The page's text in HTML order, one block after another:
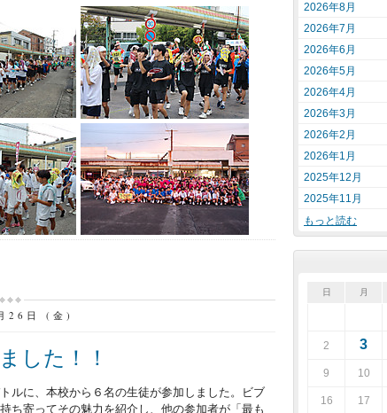
26日 (金)
した！！
ルに、本校から６名の生徒が参加しました。ビブ
ち寄ってその魅力を紹介し、他の参加者が「最も
2026年8月
2026年7月
2026年6月
2026年5月
2026年4月
2026年3月
2026年2月
2026年1月
2025年12月
2025年11月
もっと読む
日 月
2 3
9 10
16 17